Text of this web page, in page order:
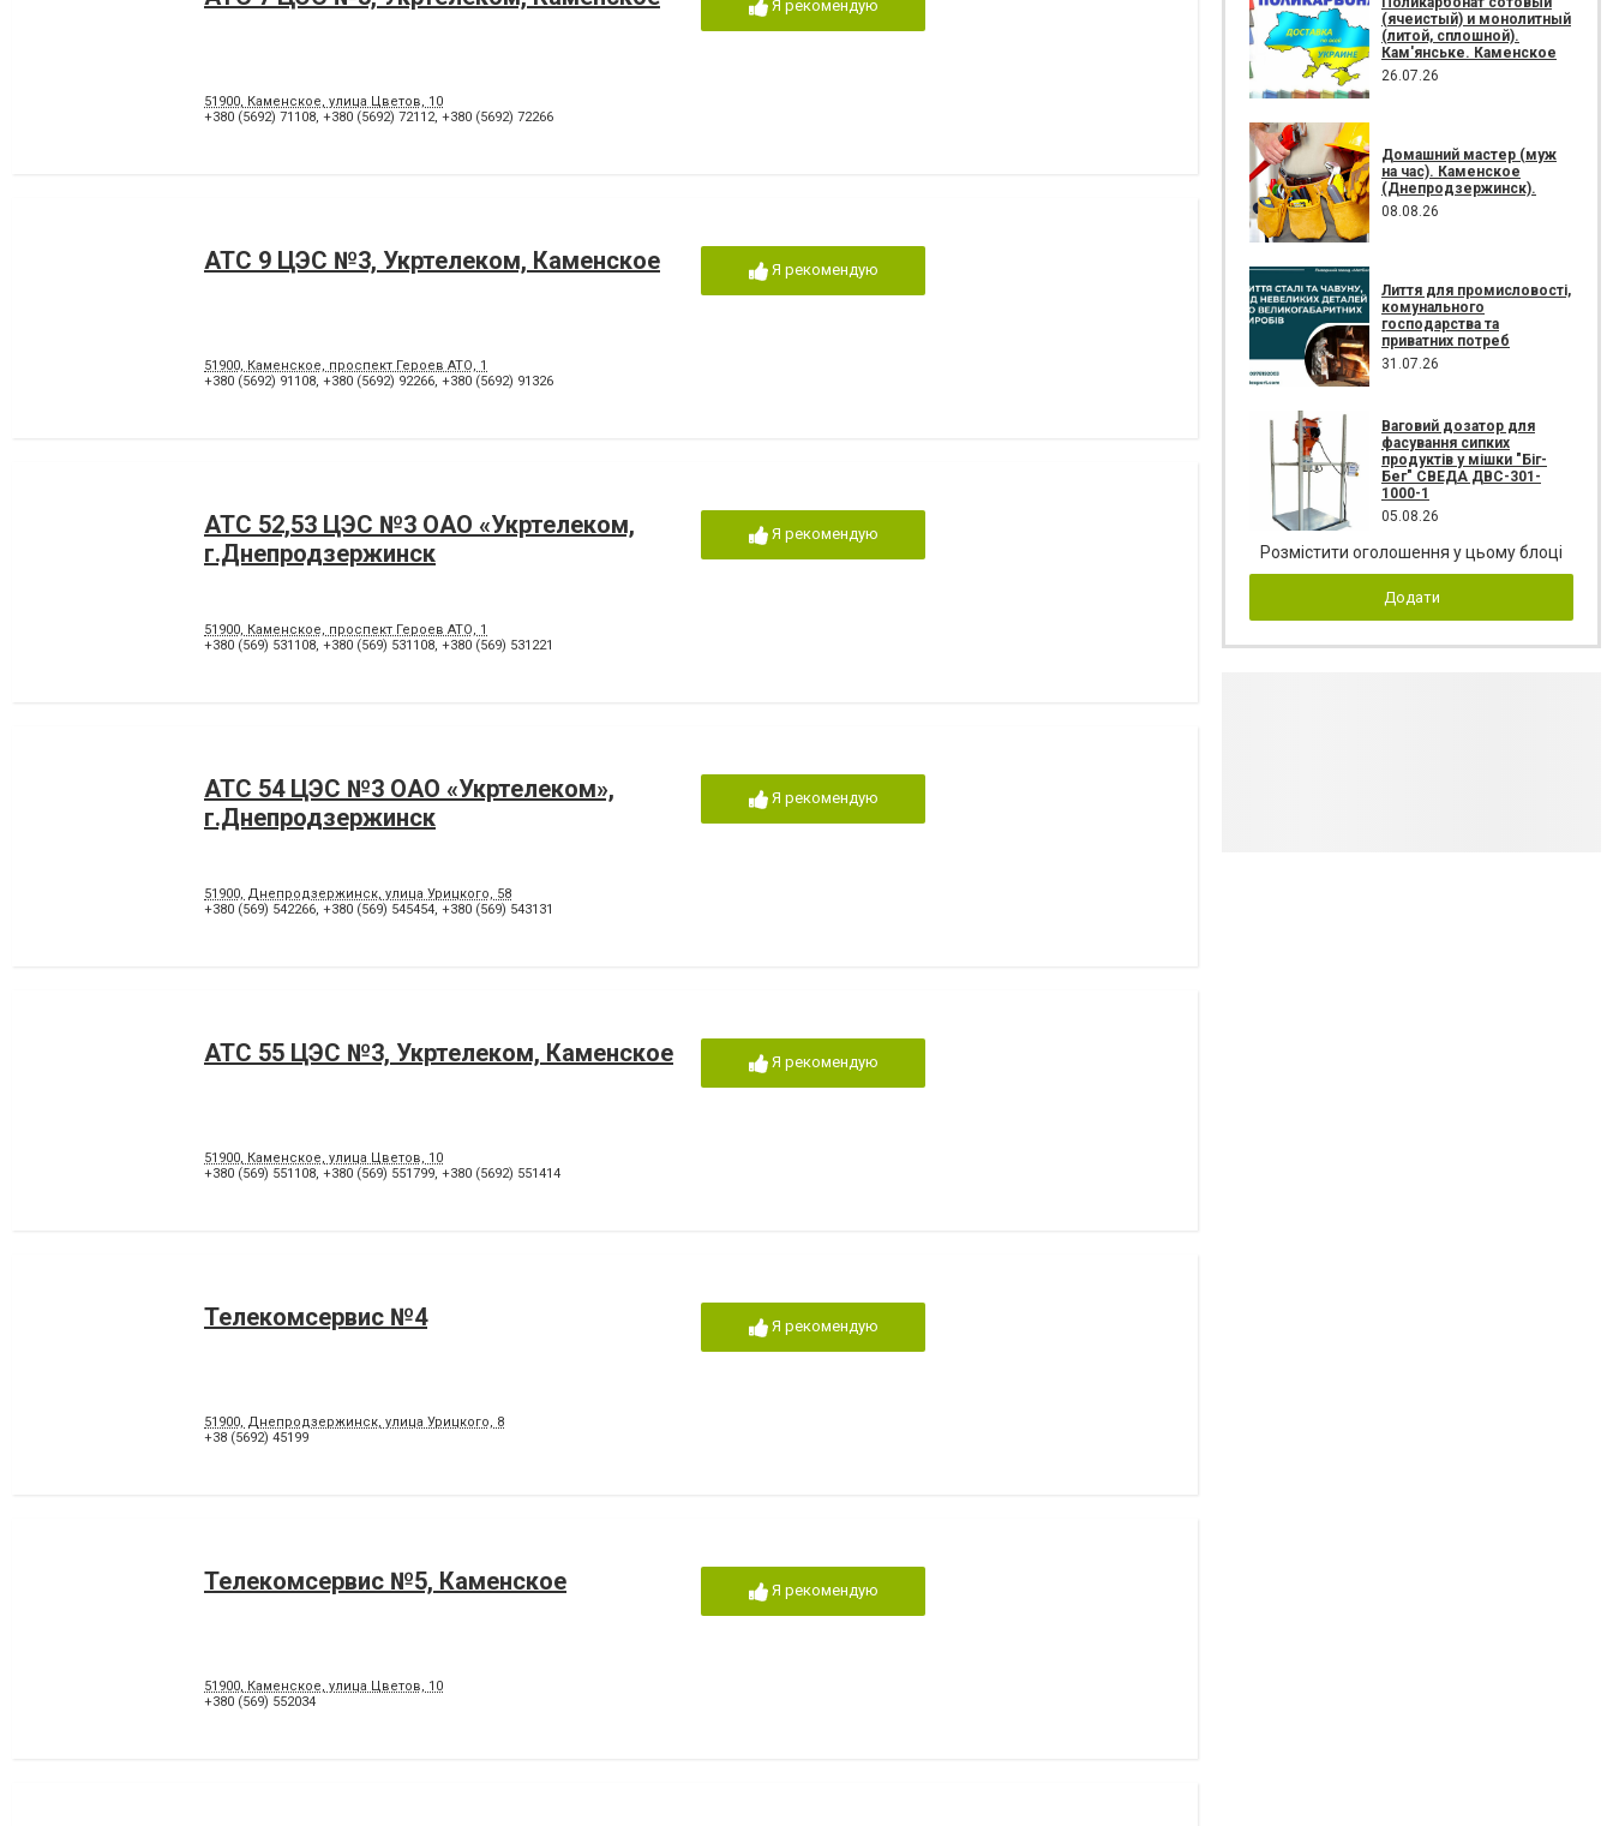
51900, Каменское, улица Цветов, 10
+380 (5692) 71108, +380 (5692) 72112, +380 (5692) 72266
Я рекомендую
АТС 9 ЦЭС №3, Укртелеком, Каменское
51900, Каменское, проспект Героев АТО, 1
+380 (5692) 91108, +380 (5692) 92266, +380 (5692) 91326
Я рекомендую
АТС 52,53 ЦЭС №3 ОАО «Укртелеком,
г.Днепродзержинск
51900, Каменское, проспект Героев АТО, 1
+380 (569) 531108, +380 (569) 531108, +380 (569) 531221
Я рекомендую
АТС 54 ЦЭС №3 ОАО «Укртелеком»,
г.Днепродзержинск
51900, Днепродзержинск, улица Урицкого, 58
+380 (569) 542266, +380 (569) 545454, +380 (569) 543131
Я рекомендую
АТС 55 ЦЭС №3, Укртелеком, Каменское
51900, Каменское, улица Цветов, 10
+380 (569) 551108, +380 (569) 551799, +380 (5692) 551414
Я рекомендую
Телекомсервис №4
51900, Днепродзержинск, улица Урицкого, 8
+38 (5692) 45199
Я рекомендую
Телекомсервис №5, Каменское
51900, Каменское, улица Цветов, 10
+380 (569) 552034
Я рекомендую
(ячеистый) и монолитный
(литой, сплошной).
Кам'янське. Каменское
26.07.26
Домашний мастер (муж
на час). Каменское
(Днепродзержинск).
08.08.26
Лиття для промисловості,
комунального
господарства та
приватних потреб
31.07.26
Ваговий дозатор для
фасування сипких
продуктів у мішки "Біг-
Бег" СВЕДА ДВС-301-
1000-1
05.08.26
Розмістити оголошення у цьому блоці
Додати